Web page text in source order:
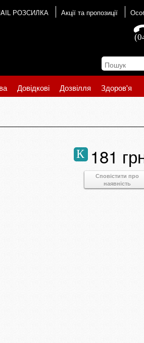
РОЗСИЛКА Акції та пропозиції
Довідкові Дозвілля Здоров'я
181
К
Сповістити про
наявність